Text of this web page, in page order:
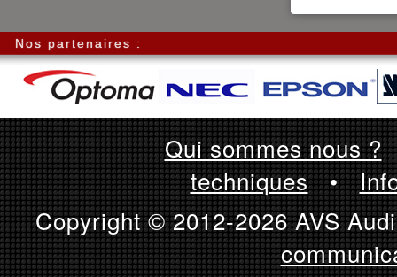
Nos partenaires :
Qui sommes nous ?
techniques•
Copyright © 2012-2026 AVS